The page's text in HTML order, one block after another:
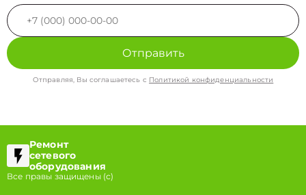
Отправить
Отправляя, Вы соглашаетесь с Политикой конфиденциальности
Ремонт
сетевого
оборудования
Все правы защищены (с)